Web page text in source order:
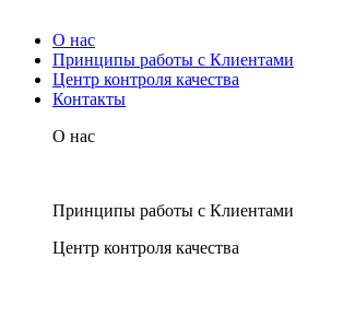
О нас
Принципы работы с Клиентами
Центр контроля качества
Контакты
О нас
Принципы работы с Клиентами
Центр контроля качества